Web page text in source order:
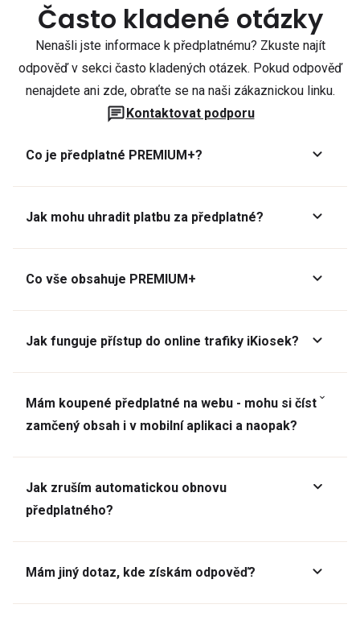
Často kladené otázky
Nenašli jste informace k předplatnému? Zkuste najít
odpověď v sekci často kladených otázek. Pokud odpověď
nenajdete ani zde, obraťte se na naši zákaznickou linku.
Kontaktovat podporu
Co je předplatné PREMIUM+?
Jak mohu uhradit platbu za předplatné?
Co vše obsahuje PREMIUM+
Jak funguje přístup do online trafiky iKiosek?
Mám koupené předplatné na webu - mohu si číst
zamčený obsah i v mobilní aplikaci a naopak?
Jak zruším automatickou obnovu
předplatného?
Mám jiný dotaz, kde získám odpověď?